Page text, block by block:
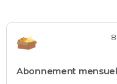
Abonnement mensuel